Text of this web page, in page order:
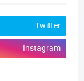
Twitter
Instagram